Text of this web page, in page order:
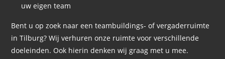
uw eigen team
Bent u op zoek naar een teambuildings- of vergaderruimte
in Tilburg? Wij verhuren onze ruimte voor verschillende
doeleinden. Ook hierin denken wij graag met u mee.